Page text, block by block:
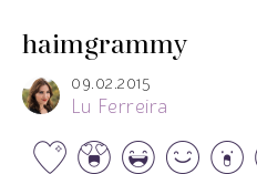
haimgrammy
09.02.2015
Lu Ferreira